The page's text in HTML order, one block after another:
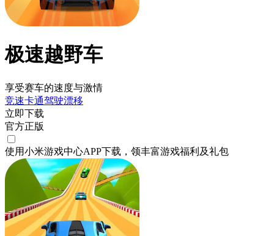
极速越野车
享受赛车的速度与激情
竞速卡通驾驶漂移
立即下载
官方正版
使用小米游戏中心APP下载 ，领丰富游戏福利 及礼包